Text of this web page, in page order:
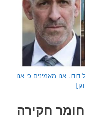
אנו מאמינים כי אנו
חומר חקירה